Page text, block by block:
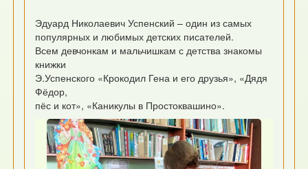
Эдуард Николаевич Успенский – один из самых
популярных и любимых детских писателей.
Всем девчонкам и мальчишкам с детства знакомы
книжки
Э.Успенского «Крокодил Гена и его друзья», «Дядя
Фёдор,
пёс и кот», «Каникулы в Простоквашино».